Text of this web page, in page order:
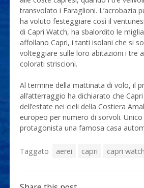
transvolato i Faraglioni. L’acrobazia
ha voluto festeggiare così il
di Capri Watch, ha sbalordito le
affollano Capri, i tanti isolani che si
volteggiare sulle loro abitazioni i tre
colorati striscioni.
Al termine della mattinata di volo, il
all’atterraggio ha dichiarato che
dell’estate nei cieli della Costiera
europeo per numero di sorvoli.
protagonista una famosa casa
Taggato aerei capri capri watch